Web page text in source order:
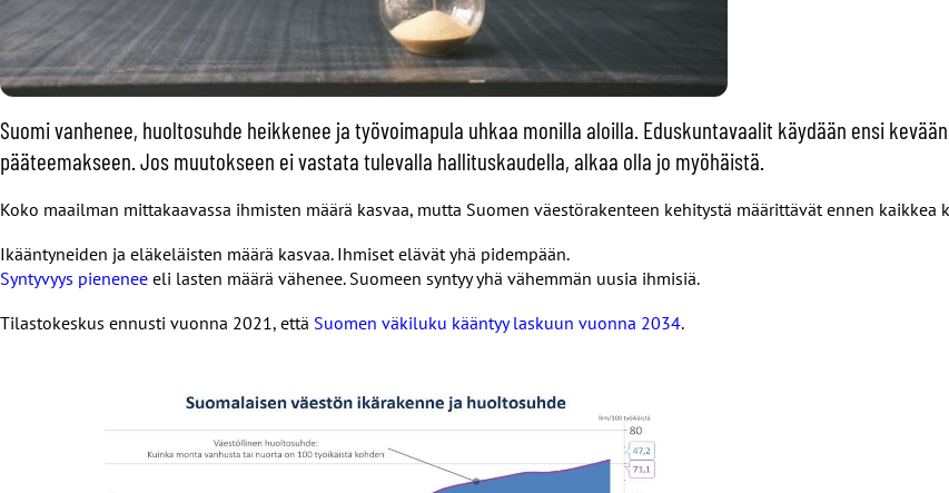
Suomi vanhenee, huoltosuhde heikkenee ja työvoimapula uhkaa monilla aloilla. Eduskuntavaalit käydään ensi
pääteemakseen. Jos muutokseen ei vastata tulevalla hallituskaudella, alkaa olla jo myöhäistä.
Koko maailman mittakaavassa ihmisten määrä kasvaa, mutta Suomen väestörakenteen kehitystä määrittävät ennen kaikkea
Ikääntyneiden ja eläkeläisten määrä kasvaa. Ihmiset elävät yhä pidempään.
Syntyvyys pienenee eli lasten määrä vähenee. Suomeen syntyy yhä vähemmän uusia ihmisiä.
Tilastokeskus ennusti vuonna 2021, että Suomen väkiluku kääntyy laskuun vuonna 2034.